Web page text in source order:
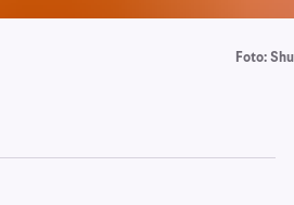
Foto: